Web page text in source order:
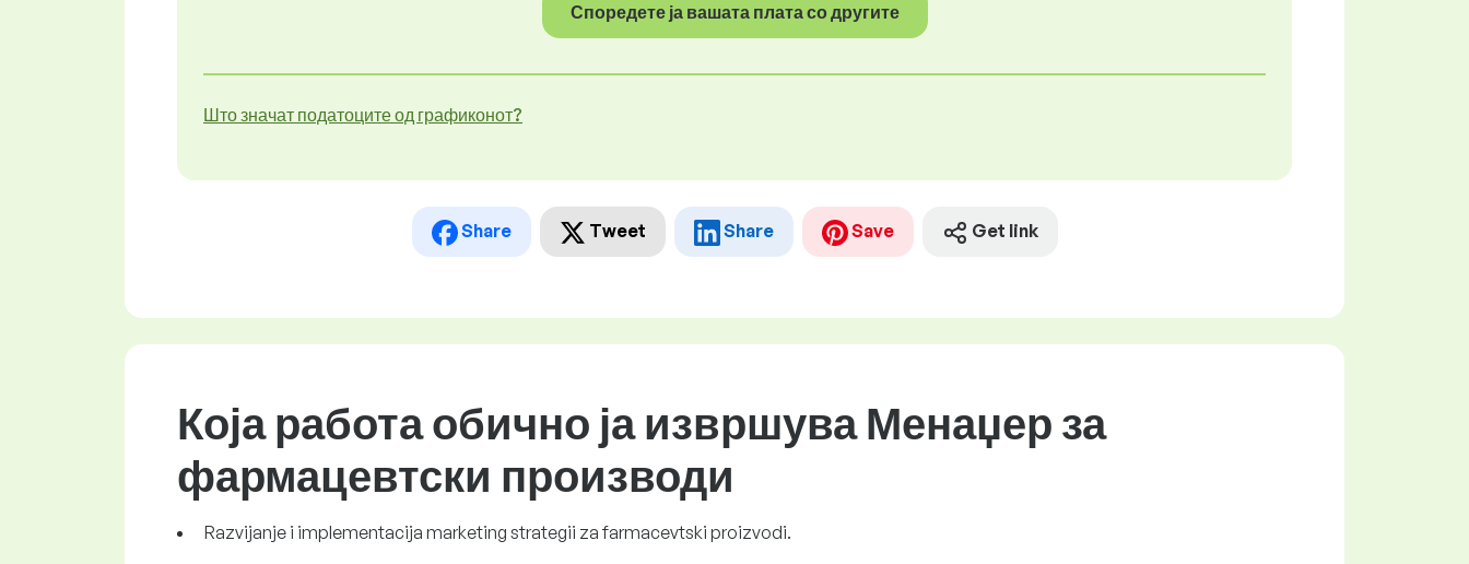
Споредете ја вашата плата со другите
Што значат податоците од графиконот?
Share Tweet Share Save Get link
Која работа обично ја извршува Менаџер за
фармацевтски производи
Razvijanje i implementacija marketing strategii za farmacevtski proizvodi.